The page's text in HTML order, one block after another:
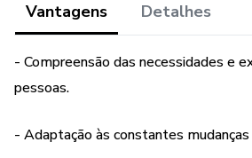
das ferramentas tecnológicas na era
Reino de Deus!!
Vantagens Detalhes
- Compreensão das necessidades e
pessoas.
- Adaptação às constantes